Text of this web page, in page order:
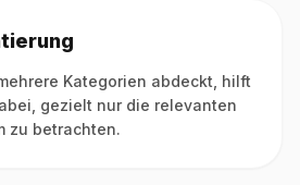
Kategorien abdeckt, hilft
gezielt nur die relevanten
zu betrachten.